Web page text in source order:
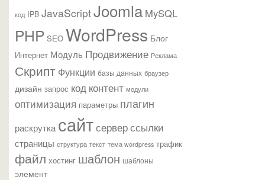
код IPB JavaScriptJoomla MySQL
PHP SEO WordPress Блог
Интернет Модуль Продвижение Реклама
Скрипт Функции базы данных браузер
дизайн запрос код контент модули
оптимизация параметры плагин
раскрутка сайтсерверссылки
страницы структура текст тема wordpress трафик
файл хостинг шаблон шаблоны
элемент